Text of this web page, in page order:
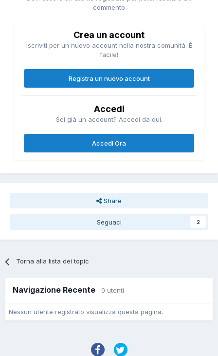
commento
Crea un account
Iscriviti per un nuovo account nella nostra comunità. È
facile!
Registra un nuovo account
Accedi
Sei già un account? Accedi da qui.
Accedi Ora
Share
Seguaci 2
Torna alla lista dei topic
Navigazione Recente 0 utenti
Nessun utente registrato visualizza questa pagina.